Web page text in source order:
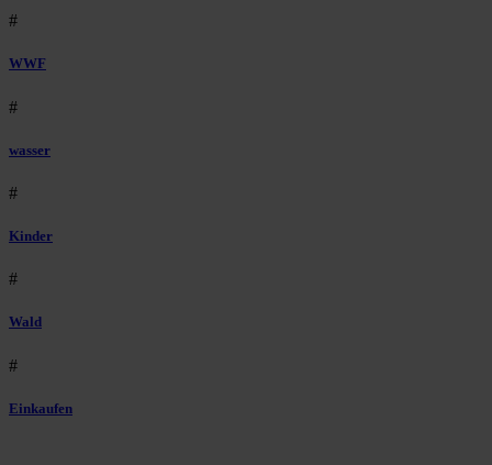
#
WWF
#
wasser
#
Kinder
#
Wald
#
Einkaufen